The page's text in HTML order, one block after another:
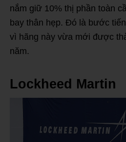
nắm giữ 10% thị phần toàn
bay thân hẹp. Đó là bước
vì hãng này vừa mới được
năm.
Lockheed Martin